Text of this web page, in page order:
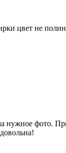
цвет не
нужное фото.